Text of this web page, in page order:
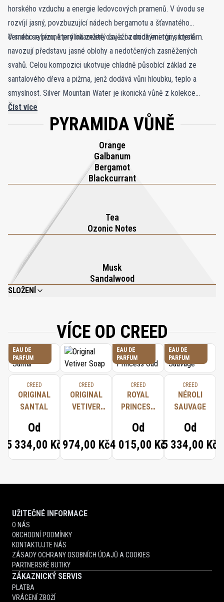
horského vzduchu a energie ledovcových pramenů. V úvodu se
rozvíjí jasný, povzbuzující nádech bergamotu a šťavnatého
černého rybízu, který okamžitě osvěží a dodá energii smyslům.
V srdci se jemně prolíná zelený čaj s ozonickými tóny, které
navozují představu jasné oblohy a nedotčených zasněžených
svahů. Celou kompozici ukotvuje chladně působící základ ze
santalového dřeva a pižma, jenž dodává vůni hloubku, teplo a
smyslnost. Silver Mountain Water je ikonická vůně z kolekce
Creed – symbol čistoty, vitality a nenucené elegance. Univerzální
charakter umožňuje nosit ji ve městě i při pobytu v přírodě, kde
Číst více
PYRAMIDA VŮNĚ
Orange
Galbanum
Bergamot
Blackcurrant
Tea
Ozonic Notes
Musk
Sandalwood
SLOŽENÍ
BUTYL METHOXYDIBENZOYLMETHANE, CITRAL, GERANIOL, CITRONELLOL,
COUMARIN, ALPHA-ISOMETHYL IONONE, BHT.
VÍCE OD CREED
EAU DE
PARFUM
CREED
ORIGINAL
SANTAL
Od
5 334,00 Kč
CREED
ORIGINAL
VETIVER
974,00 Kč
EAU DE
PARFUM
CREED
ROYAL
PRINCESS
Od
4 015,00 Kč
EAU DE
PARFUM
CREED
NÉROLI
SAUVAGE
Od
5 334,00 Kč
UŽITEČNÉ INFORMACE
O NÁS
OBCHODNÍ PODMÍNKY
KONTAKTUJTE NÁS
ZÁSADY OCHRANY OSOBNÍCH ÚDAJŮ A COOKIES
PARTNERSKÉ BUTIKY
ZÁKAZNICKÝ SERVIS
PLATBA
VRÁCENÍ ZBOŽÍ